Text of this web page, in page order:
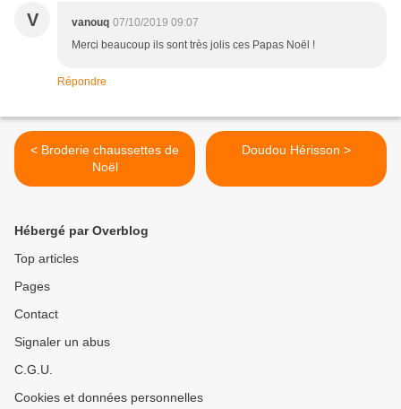
V vanouq 07/10/2019 09:07
Merci beaucoup ils sont très jolis ces Papas Noël !
Répondre
< Broderie chaussettes de
Noël
Doudou Hérisson >
Hébergé par Overblog
Top articles
Pages
Contact
Signaler un abus
C.G.U.
Cookies et données personnelles